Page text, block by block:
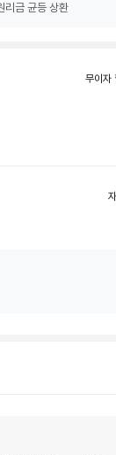
금 균등 상환
무이자